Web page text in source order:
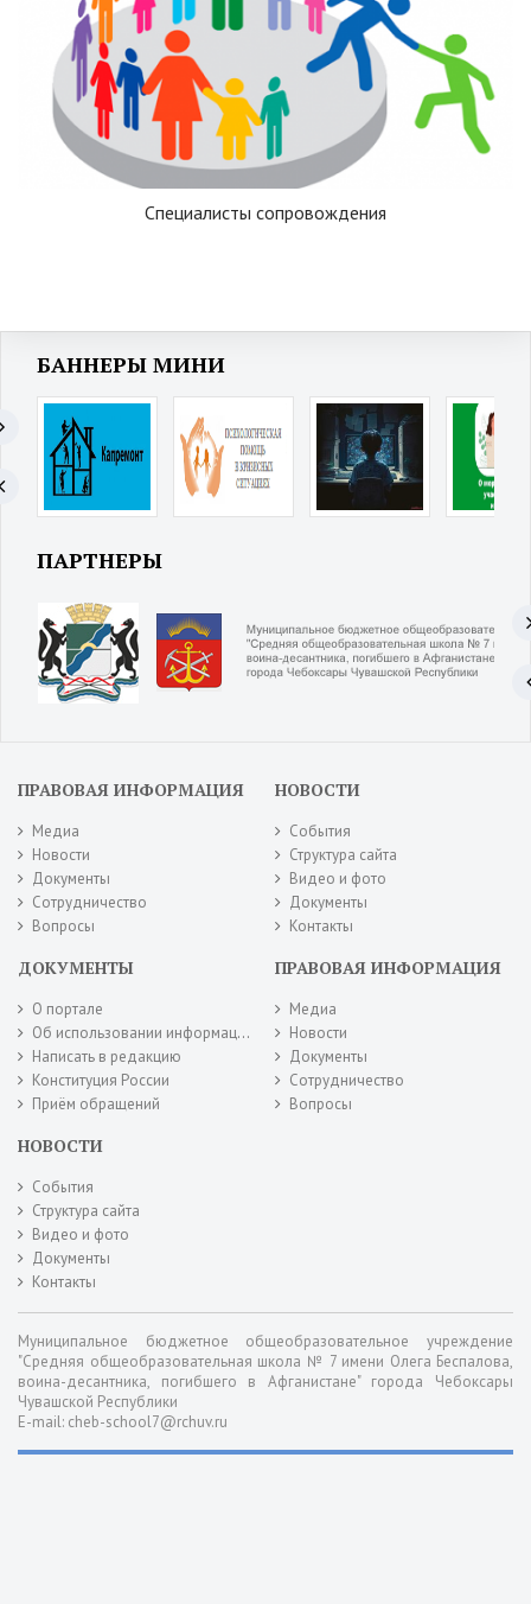
Специалисты сопровождения
БАННЕРЫ МИНИ
ПАРТНЕРЫ
ПРАВОВАЯ ИНФОРМАЦИЯ
Медиа
Новости
Документы
Сотрудничество
Вопросы
НОВОСТИ
События
Структура сайта
Видео и фото
Документы
Контакты
ДОКУМЕНТЫ
О портале
Об использовании информации сайта
Написать в редакцию
Конституция России
Приём обращений
ПРАВОВАЯ ИНФОРМАЦИЯ
Медиа
Новости
Документы
Сотрудничество
Вопросы
НОВОСТИ
События
Структура сайта
Видео и фото
Документы
Контакты
Муниципальное бюджетное общеобразовательное учреждение
"Средняя общеобразовательная школа № 7 имени Олега Беспалова,
воина-десантника, погибшего в Афганистане" города Чебоксары
Чувашской Республики
E-mail: cheb-school7@rchuv.ru